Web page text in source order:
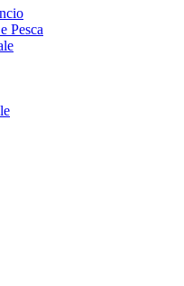
Pesca